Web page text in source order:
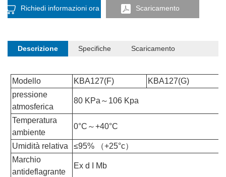
Richiedi informazioni ora Scaricamento
Descrizione Specifiche Scaricamento
Modello KBA127(F)
KBA127(G)
pressione
atmosferica
80 KPa～106 Kpa
Temperatura
ambiente
0°C～+40°C
Umidità relativa
≤95% （+25°c）
Marchio
antideflagrante
Ex d I Mb